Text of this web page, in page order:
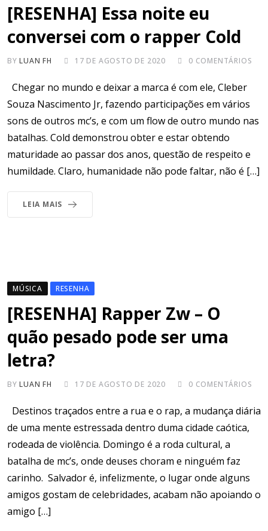
[RESENHA] Essa noite eu
conversei com o rapper Cold
BYLUAN FH 17 DE AGOSTO DE 2020 0 COMENTÁRIOS
Chegar no mundo e deixar a marca é com ele, Cleber
Souza Nascimento Jr, fazendo participações em vários
sons de outros mc’s, e com um flow de outro mundo nas
batalhas. Cold demonstrou obter e estar obtendo
maturidade ao passar dos anos, questão de respeito e
humildade. Claro, humanidade não pode faltar, não é […]
LEIA MAIS
MÚSICA RESENHA
[RESENHA] Rapper Zw – O
quão pesado pode ser uma
letra?
BYLUAN FH 17 DE AGOSTO DE 2020 0 COMENTÁRIOS
Destinos traçados entre a rua e o rap, a mudança diária
de uma mente estressada dentro duma cidade caótica,
rodeada de violência. Domingo é a roda cultural, a
batalha de mc’s, onde deuses choram e ninguém faz
carinho. Salvador é, infelizmente, o lugar onde alguns
amigos gostam de celebridades, acabam não apoiando o
amigo […]